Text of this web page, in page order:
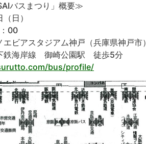
バスまつり」概要≫
日）
00
ビアスタジアム神戸（兵庫県神戸市）
鉄海岸線 御崎公園駅 徒歩5分
bus/profile/